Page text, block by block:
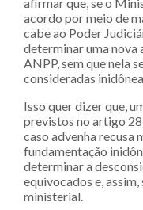
acordo por meio de
cabe ao Poder
determinar uma nova
ANPP, sem que nela
consideradas
Isso quer dizer que,
previstos no artigo
caso advenha recusa
fundamentação
determinar a
equivocados e,
ministerial.